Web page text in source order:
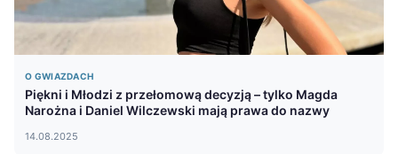
O GWIAZDACH
Piękni i Młodzi z przełomową decyzją – tylko Magda
Narożna i Daniel Wilczewski mają prawa do nazwy
14.08.2025